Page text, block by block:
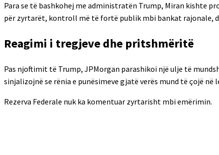
Para se të bashkohej me administratën Trump, Miran kishte
për zyrtarët, kontroll më të fortë publik mbi bankat rajonale,
Reagimi i tregjeve dhe pritshmëritë
Pas njoftimit të Trump, JPMorgan parashikoi një ulje të
sinjalizojnë se rënia e punësimeve gjatë verës mund të çojë
Rezerva Federale nuk ka komentuar zyrtarisht mbi emërimin.